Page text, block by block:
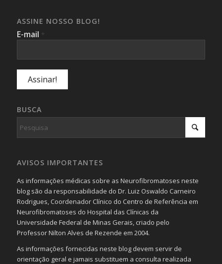
ASSINE NOSSO BLOG!
E-mail *
BUSCA
AVISOS IMPORTANTES
As informações médicas sobre as Neurofibromatoses neste
blog são da responsabilidade do Dr. Luiz Oswaldo Carneiro
Rodrigues, Coordenador Clínico do Centro de Referência em
Neurofibromatoses do Hospital das Clínicas da
Universidade Federal de Minas Gerais, criado pelo
Professor Nilton Alves de Rezende em 2004.
As informações fornecidas neste blog devem servir de
orientação geral e jamais substituem a consulta realizada